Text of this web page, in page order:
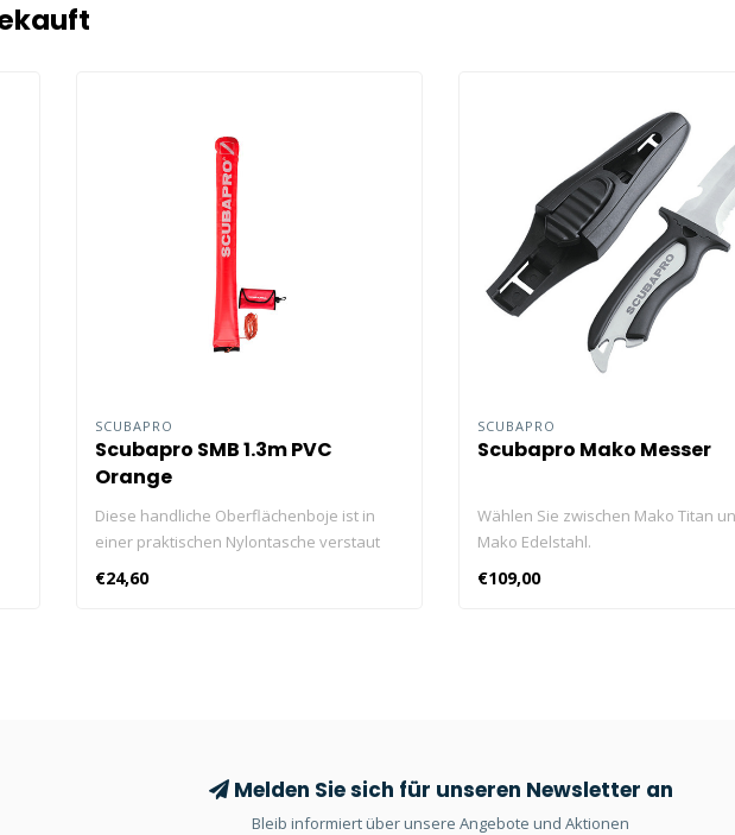
SCUBAPRO
Scubapro SMB 1.3m PVC
Orange
Diese handliche Oberflächenboje ist in
einer praktischen Nylontasche verstaut
und lässt sich bei gebrauch schnell
auspacken. Die untere Seite der Boje ist
€24,60
SCUBAPRO
Scubapro Mako Messer
Wählen Sie zwischen Mako Titan
Mako Edelstahl.
€109,00
Melden Sie sich für unseren Newsletter an
Bleib informiert über unsere Angebote und Aktionen